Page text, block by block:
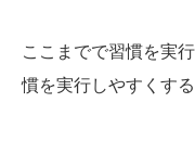
ここまでで習慣を実
慣を実行しやすくする